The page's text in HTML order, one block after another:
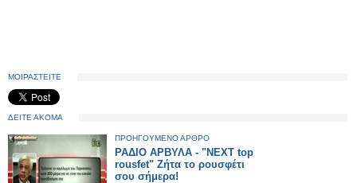
ΜΟΙΡΑΣΤΕΙΤΕ
ΔΕΙΤΕ ΑΚΟΜΑ
ΠΡΟΗΓΟΥΜΕΝΟ ΑΡΘΡΟ
ΡΑΔΙΟ ΑΡΒΥΛA - "NEXT top
rousfet" Zήτα το ρουσφέτι
σου σήμερα!